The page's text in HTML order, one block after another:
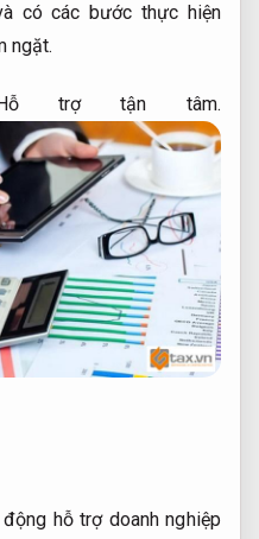
có các bước thực hiện
ngặt.
Hỗ trợ tận tâm.
hỗ trợ doanh nghiệp